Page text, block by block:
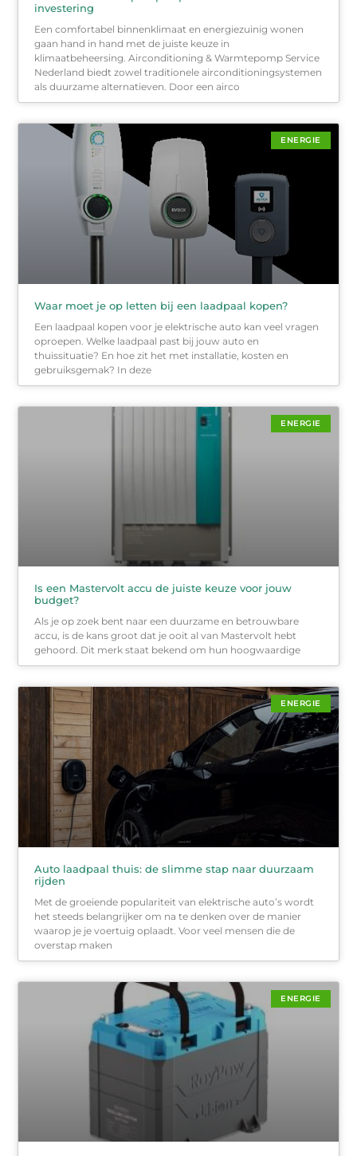
investering
Een comfortabel binnenklimaat en energiezuinig wonen
gaan hand in hand met de juiste keuze in
klimaatbeheersing. Airconditioning & Warmtepomp Service
Nederland biedt zowel traditionele airconditioningsystemen
als duurzame alternatieven. Door een airco
ENERGIE
Waar moet je op letten bij een laadpaal kopen?
Een laadpaal kopen voor je elektrische auto kan veel vragen
oproepen. Welke laadpaal past bij jouw auto en
thuissituatie? En hoe zit het met installatie, kosten en
gebruiksgemak? In deze
ENERGIE
Is een Mastervolt accu de juiste keuze voor jouw
budget?
Als je op zoek bent naar een duurzame en betrouwbare
accu, is de kans groot dat je ooit al van Mastervolt hebt
gehoord. Dit merk staat bekend om hun hoogwaardige
ENERGIE
Auto laadpaal thuis: de slimme stap naar duurzaam
rijden
Met de groeiende populariteit van elektrische auto’s wordt
het steeds belangrijker om na te denken over de manier
waarop je je voertuig oplaadt. Voor veel mensen die de
overstap maken
ENERGIE